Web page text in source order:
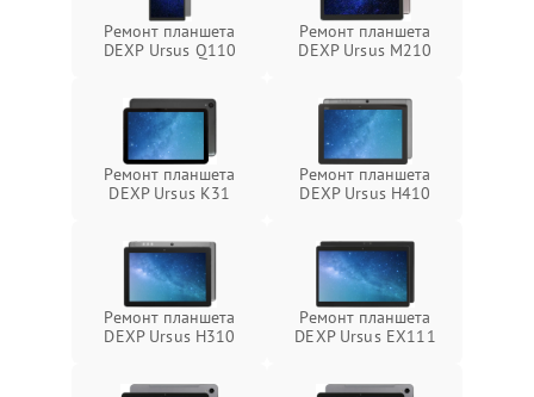
Ремонт планшета
DEXP Ursus Q110
Ремонт планшета
DEXP Ursus M210
Ремонт планшета
DEXP Ursus K31
Ремонт планшета
DEXP Ursus H410
Ремонт планшета
DEXP Ursus H310
Ремонт планшета
DEXP Ursus EX111